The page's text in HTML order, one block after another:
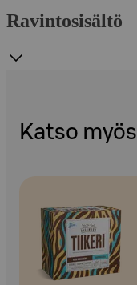
Ravintosisältö
Katso myös